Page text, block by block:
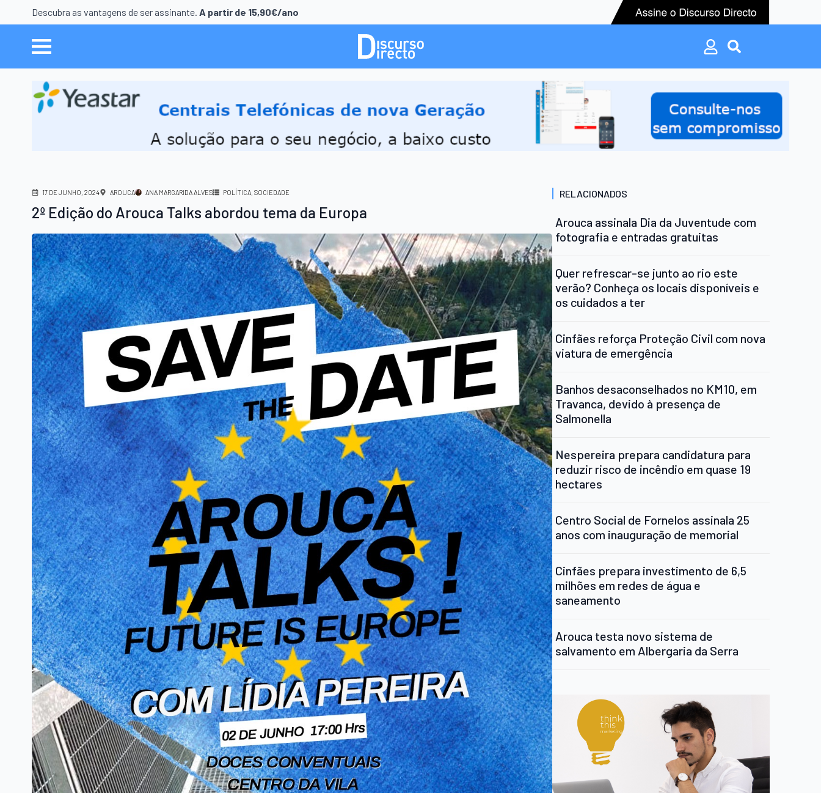
Descubra as vantagens de ser assinante. A partir de 15,90€/ano
Search
Search
for:
17 DE JUNHO, 2024 AROUCA ANA MARGARIDA ALVES POLÍTICA SOCIEDADE
2º Edição do Arouca Talks abordou tema da Europa
RELACIONADOS
Arouca assinala Dia da Juventude com
fotografia e entradas gratuitas
Quer refrescar-se junto ao rio este
verão? Conheça os locais disponíveis e
os cuidados a ter
Cinfães reforça Proteção Civil com nova
viatura de emergência
Banhos desaconselhados no KM10, em
Travanca, devido à presença de
Salmonella
Nespereira prepara candidatura para
reduzir risco de incêndio em quase 19
hectares
Centro Social de Fornelos assinala 25
anos com inauguração de memorial
Cinfães prepara investimento de 6,5
milhões em redes de água e
saneamento
Arouca testa novo sistema de
salvamento em Albergaria da Serra